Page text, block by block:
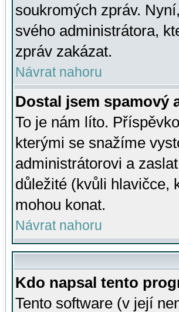
soukromých zpráv.
svého administrátora,
zpráv zakázat.
Návrat nahoru
Dostal jsem spamový
To je nám líto.
kterými se snažíme
administrátorovi a
důležité (kvůli hlavičce,
mohou konat.
Návrat nahoru
Kdo napsal tento
Tento software (v její